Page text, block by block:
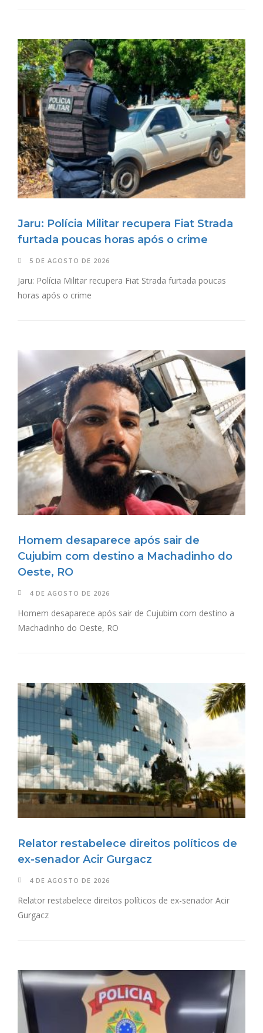
Jaru: Polícia Militar recupera Fiat Strada
furtada poucas horas após o crime
5 DE AGOSTO DE 2026
Jaru: Polícia Militar recupera Fiat Strada furtada poucas
horas após o crime
Homem desaparece após sair de
Cujubim com destino a Machadinho do
Oeste, RO
4 DE AGOSTO DE 2026
Homem desaparece após sair de Cujubim com destino a
Machadinho do Oeste, RO
Relator restabelece direitos políticos de
ex-senador Acir Gurgacz
4 DE AGOSTO DE 2026
Relator restabelece direitos políticos de ex-senador Acir
Gurgacz